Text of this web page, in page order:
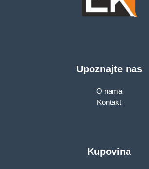
Upoznajte nas
O nama
Kontakt
Kupovina